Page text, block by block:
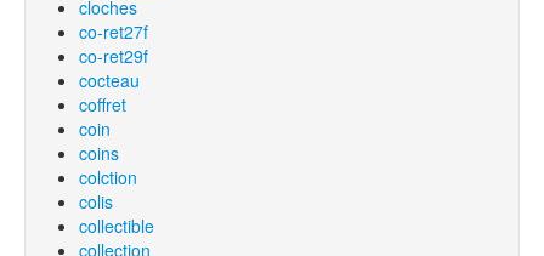
cloches
co-ret27f
co-ret29f
cocteau
coffret
coin
coins
colction
colis
collectible
collection